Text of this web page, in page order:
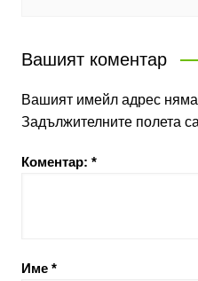
Вашият коментар
Вашият имейл адрес
Задължителните полета
Коментар: *
Име *